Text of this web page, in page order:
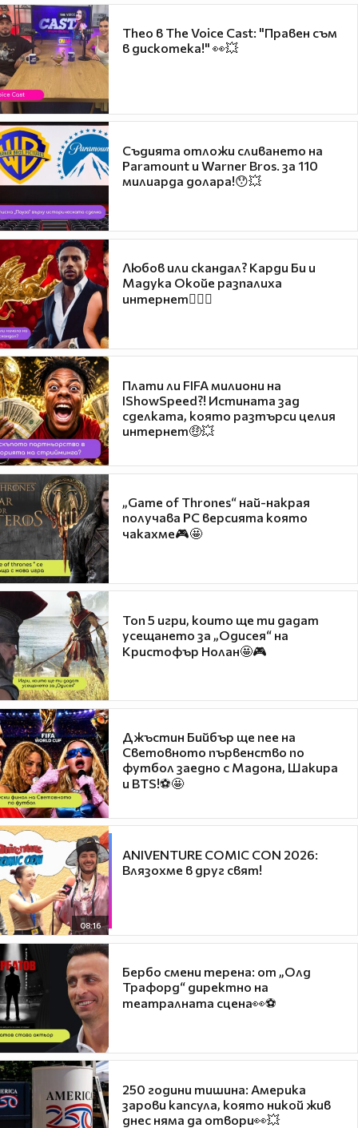
Theo в The Voice Cast: "Правен съм
в дискотека!" 👀💥
Съдията отложи сливането на
Paramount и Warner Bros. за 110
милиарда долара!😯💥
Любов или скандал? Карди Би и
Мадука Окойе разпалиха
интернет❤️‍🔥🔥
Плати ли FIFA милиони на
IShowSpeed?! Истината зад
сделката, която разтърси целия
интернет🤑💥
„Game of Thrones“ най-накрая
получава PC версията която
чакахме🎮🤩
Топ 5 игри, които ще ти дадат
усещането за „Одисея“ на
Кристофър Нолан🤩🎮
Джъстин Бийбър ще пее на
Световното първенство по
футбол заедно с Мадона, Шакира
и BTS!⚽🤩
08:16
ANIVENTURE COMIC CON 2026:
Влязохме в друг свят!
Бербо смени терена: от „Олд
Трафорд“ директно на
театралната сцена👀⚽
250 години тишина: Америка
зарови капсула, която никой жив
днес няма да отвори👀💥